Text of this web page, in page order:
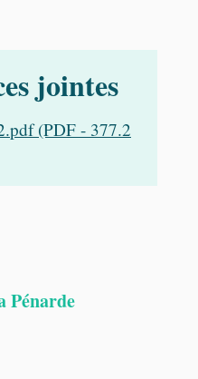
jointes
(PDF - 377.2
Pénarde